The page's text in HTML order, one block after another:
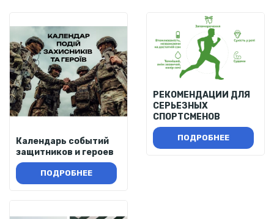
Календарь событий
защитников и героев
ПОДРОБНЕЕ
РЕКОМЕНДАЦИИ ДЛЯ
СЕРЬЕЗНЫХ
СПОРТСМЕНОВ
ПОДРОБНЕЕ